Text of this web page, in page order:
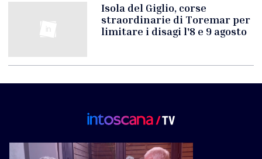
Isola del Giglio, corse
straordinarie di Toremar per
limitare i disagi l'8 e 9 agosto